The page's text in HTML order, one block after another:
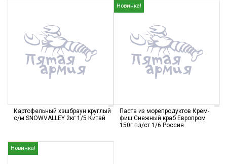
Картофельный хэшбраун круглый
с/м SNOWVALLEY 2кг 1/5 Китай
Новинка!
Паста из морепродуктов Крем-
фиш Снежный краб Европром
150г пл/ст 1/6 Россия
Новинка!